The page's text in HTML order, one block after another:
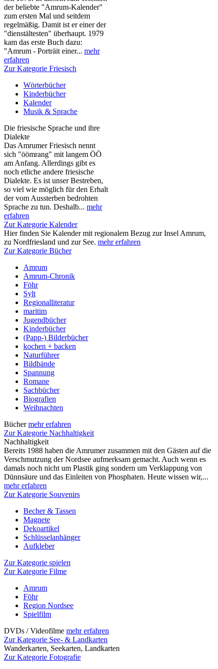
der beliebte "Amrum-Kalender"
zum ersten Mal und seitdem
regelmäßig. Damit ist er einer der
"dienstältesten" überhaupt. 1979
kam das erste Buch dazu:
"Amrum - Porträit einer... mehr
erfahren
Zur Kategorie Friesisch
Wörterbücher
Kinderbücher
Kalender
Musik & Sprache
Die friesische Sprache und ihre
Dialekte
Das Amrumer Friesisch nennt
sich "öömrang" mit langem ÖÖ
am Anfang. Allerdings gibt es
noch etliche andere friesische
Dialekte. Es ist unser Bestreben,
so viel wie möglich für den Erhalt
der vom Aussterben bedrohten
Sprache zu tun. Deshalb... mehr
erfahren
Zur Kategorie Kalender
Hier finden Sie Kalender mit regionalem Bezug zur Insel Amrum,
zu Nordfriesland und zur See. mehr erfahren
Zur Kategorie Bücher
Amrum
Amrum-Chronik
Föhr
Sylt
Regionalliteratur
maritim
Jugendbücher
Kinderbücher
(Papp-) Bilderbücher
kochen + backen
Naturführer
Bildbände
Spannung
Romane
Sachbücher
Biografien
Weihnachten
Büchermehr erfahren
Zur Kategorie Nachhaltigkeit
Nachhaltigkeit
Bereits 1988 haben die Amrumer zusammen mit den Gästen auf die
Verschmutzung der Nordsee aufmerksam gemacht. Auch wenn es
damals noch nicht um Plastik ging sondern um Verklappung von
Dünnsäure und das Einleiten von Phosphaten. Heute wissen wir,...
mehr erfahren
Zur Kategorie Souvenirs
Becher & Tassen
Magnete
Dekoartikel
Schlüsselanhänger
Aufkleber
Zur Kategorie spielen
Zur Kategorie Filme
Amrum
Föhr
Region Nordsee
Spielfilm
DVDs / Videofilme mehr erfahren
Zur Kategorie See- & Landkarten
Wanderkarten, Seekarten, Landkarten
Zur Kategorie Fotografie